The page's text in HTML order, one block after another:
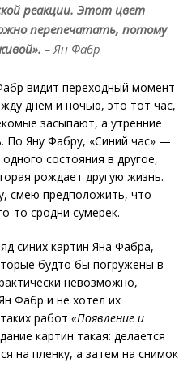
реакции. Этот цвет
перепечатать, потому
– Ян Фабр
видит переходный момент
днем и ночью, это тот час,
засыпают, а утренние
По Яну Фабру, «Синий час» —
состояния в другое,
рождает другую жизнь.
смею предположить, что
то сродни сумерек.
синих картин Яна Фабра,
будто бы погружены в
невозможно,
Фабр и не хотел их
работ «Появление и
картин такая: делается
на пленку, а затем на снимок